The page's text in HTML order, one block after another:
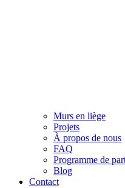
Murs en liège
Projets
À propos de nous
FAQ
Programme de
Blog
Contact